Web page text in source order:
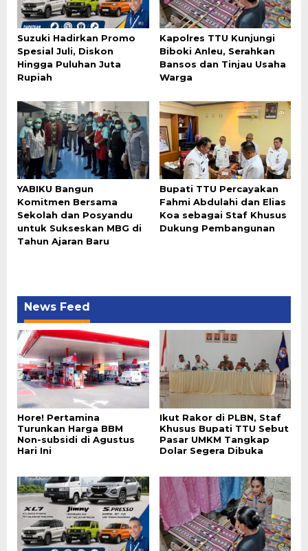
Suzuki Hadirkan Promo
Spesial Juli, Diskon
Hingga Puluhan Juta
Rupiah
Kapolres TTU Kunjungi
Biboki Anleu, Serahkan
Bansos dan Tinjau Usaha
Warga
YABIKU Bangun
Komitmen Bersama
Sekolah dan Posyandu
untuk Sukseskan MBG di
Tahun Ajaran Baru
Bupati TTU Percayakan
Fahmi Abdulahi dan Elias
Koa sebagai Staf Khusus
Dukung Pembangunan
News Feed
Hore! Pertamina
Turunkan Harga BBM
Non-subsidi di Agustus
Hari Ini
Ikut Rakor di PLBN, Staf
Khusus Bupati TTU Sebut
Pasar UMKM Tangkap
Dolar Segera Dibuka